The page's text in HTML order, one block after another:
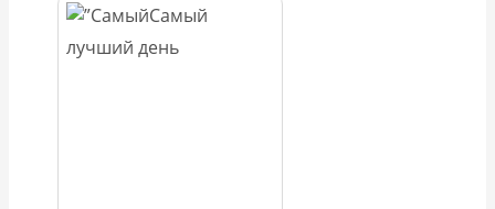
Самый
лучший день